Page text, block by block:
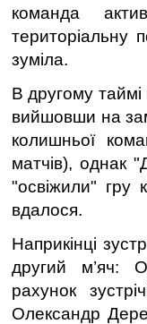
команда
територіальну
зуміла.
В другому таймі
вийшовши на
колишньої
матчів), однак
"освіжили" гру
вдалося.
Наприкінці
другий м’яч:
рахунок
Олександр